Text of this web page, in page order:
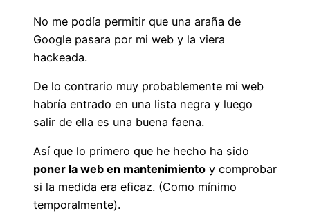
No me podía permitir que una araña de
Google pasara por mi web y la viera
hackeada.
De lo contrario muy probablemente mi web
habría entrado en una lista negra y luego
salir de ella es una buena faena.
Así que lo primero que he hecho ha sido
poner la web en mantenimiento y comprobar
si la medida era eficaz. (Como mínimo
temporalmente).